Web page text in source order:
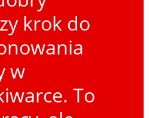
krok do
w
To